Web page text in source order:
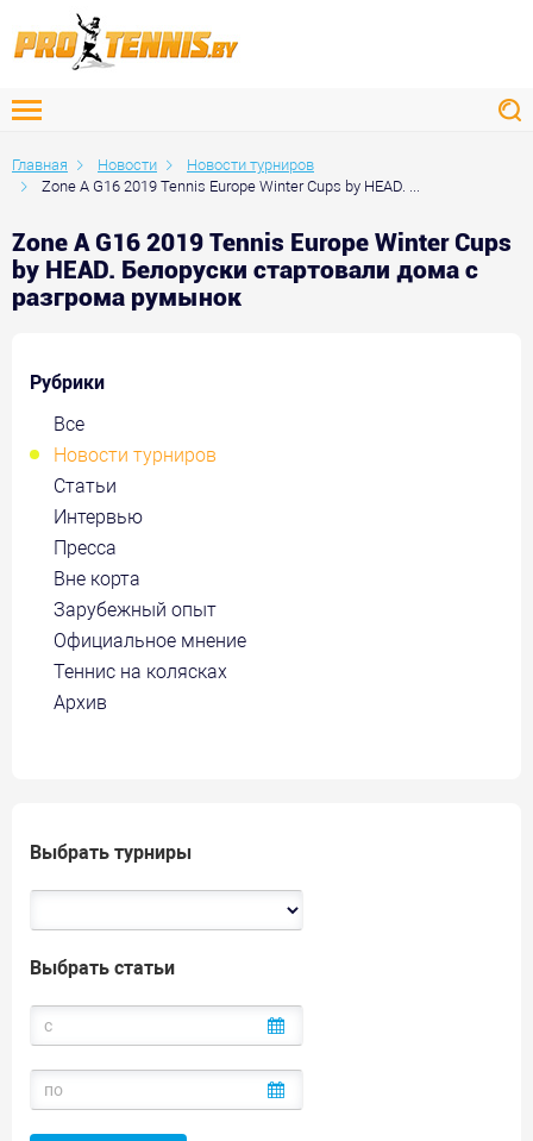
Главная Новости
Новости турниров
Zone A G16 2019 Tennis Europe Winter Cups by HEAD. ...
Zone A G16 2019 Tennis Europe Winter Cups
by HEAD. Белоруски стартовали дома с
разгрома румынок
Рубрики
Все
Новости турниров
Статьи
Интервью
Пресса
Вне корта
Зарубежный опыт
Официальное мнение
Теннис на колясках
Архив
Выбрать турниры
Выбрать статьи